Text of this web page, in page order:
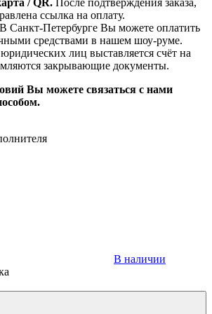
ссылка на оплату.
В Санкт-Петербурге Вы можете оплатить
средствами в нашем шоу-руме.
лиц выставляется счёт на
закрывающие документы.
Вы можете связаться с нами
В наличии